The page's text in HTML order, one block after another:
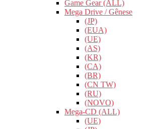
Game Gear (ALL)
Mega Drive / Gênese
(JP)
(EUA)
(UE)
(AS)
(KR)
(CA)
(BR)
(CN TW)
(RU)
(NOVO)
Mega-CD (ALL)
(UE)